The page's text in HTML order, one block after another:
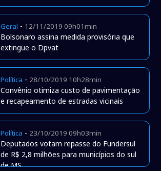
Geral - 12/11/2019 09h01min
Bolsonaro assina medida provisória que
extingue o Dpvat
Política - 28/10/2019 10h28min
Convênio otimiza custo de pavimentação
e recapeamento de estradas vicinais
Política - 23/10/2019 09h03min
Deputados votam repasse do Fundersul
de R$ 2,8 milhões para municípios do sul
de MS